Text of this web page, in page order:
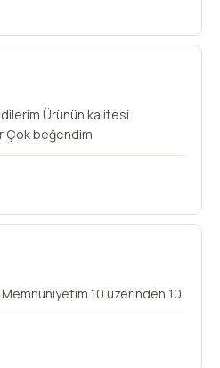
dilerim Ürünün kalitesi
Çok beğendim
10 üzerinden 10.